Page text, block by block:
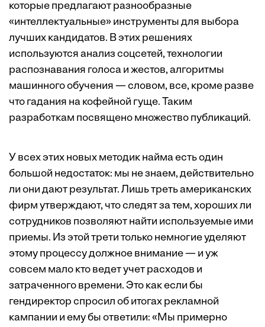
которые предлагают разнообразные
«интеллектуальные» инструменты для выбора
лучших кандидатов. В этих решениях
используются анализ соцсетей, технологии
распознавания голоса и жестов, алгоритмы
машинного обучения — словом, все, кроме разве
что гадания на кофейной гуще. Таким
разработкам посвящено множество публикаций.
У всех этих новых методик найма есть один
большой недостаток: мы не знаем, действительно
ли они дают результат. Лишь треть американских
фирм утверждают, что следят за тем, хороших ли
сотрудников позволяют найти используемые ими
приемы. Из этой трети только немногие уделяют
этому процессу должное внимание — и уж
совсем мало кто ведет учет расходов и
затраченного времени. Это как если бы
гендиректор спросил об итогах рекламной
кампании и ему бы ответили: «Мы примерно